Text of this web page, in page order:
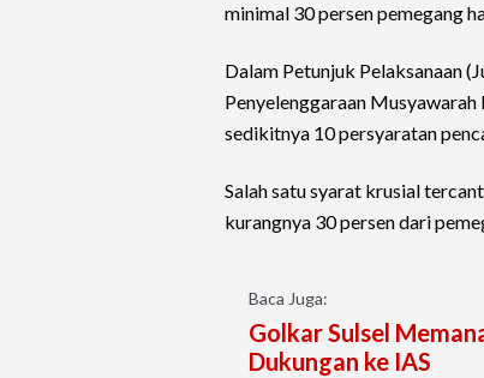
minimal 30 persen pemegang
Dalam Petunjuk Pelaksanaan
Penyelenggaraan
sedikitnya 10 persyaratan
Salah satu syarat krusial
kurangnya 30 persen dari
Baca Juga:
Golkar Sulsel
Dukungan ke IAS